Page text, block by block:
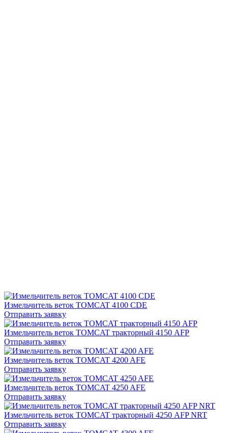
Измельчитель веток TOMCAT 4100 CDE
Отправить заявку
Измельчитель веток TOMCAT тракторный 4150 AFP
Отправить заявку
Измельчитель веток TOMCAT 4200 AFE
Отправить заявку
Измельчитель веток TOMCAT 4250 AFE
Отправить заявку
Измельчитель веток TOMCAT тракторный 4250 AFP NRT
Отправить заявку